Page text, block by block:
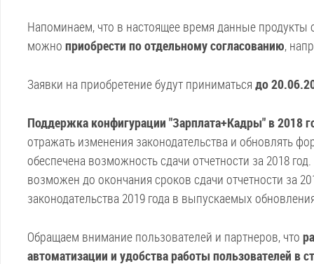
Напоминаем, что в настоящее время данные продукты
можно приобрести по отдельному согласованию,
Заявки на приобретение будут приниматься до
Поддержка конфигурации "Зарплата+Кадры" в 2018
отражать изменения законодательства и обновлять
обеспечена возможность сдачи отчетности за 2018
возможен до окончания сроков сдачи отчетности за
законодательства 2019 года в выпускаемых
Обращаем внимание пользователей и партнеров, что
автоматизации и удобства работы пользователей в